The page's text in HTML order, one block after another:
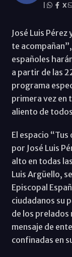
X
José Luis
te
españoles
a partir de las
programa
primera vez en
aliento de
El espacio
por José Luis
alto en todas
Luis Argüello,
Episcopal
ciudadanos su
de los prelados
mensaje de
confinadas en